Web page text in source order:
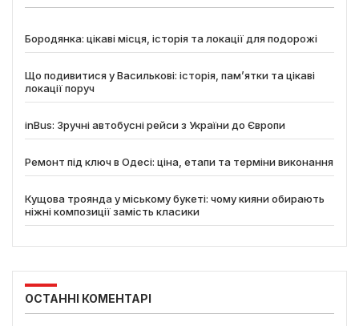
Бородянка: цікаві місця, історія та локації для подорожі
Що подивитися у Василькові: історія, пам’ятки та цікаві
локації поруч
inBus: Зручні автобусні рейси з України до Європи
Ремонт під ключ в Одесі: ціна, етапи та терміни виконання
Кущова троянда у міському букеті: чому кияни обирають
ніжні композиції замість класики
ОСТАННІ КОМЕНТАРІ